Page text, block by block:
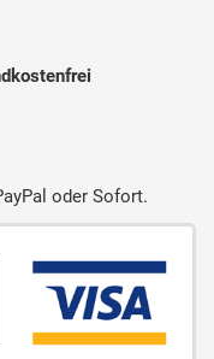
oder Sofort.